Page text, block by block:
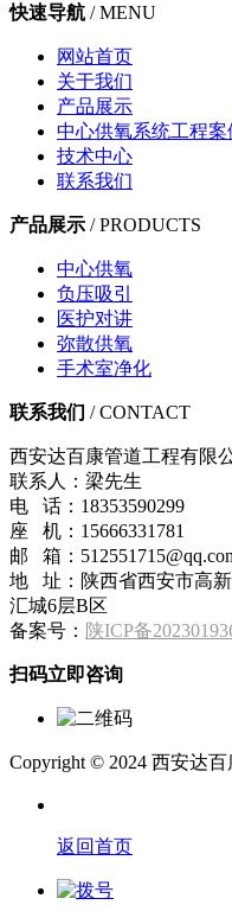
快速导航 / MENU
网站首页
关于我们
产品展示
中心供氧系统工程案
技术中心
联系我们
产品展示 / PRODUCTS
中心供氧
负压吸引
医护对讲
弥散供氧
手术室净化
联系我们 / CONTACT
西安达百康管道工程有限
联系人：梁先生
电 话：18353590299
座 机：15666331781
邮 箱：
地 址：陕西省西安市高
汇城6层B区
备案号： 陕ICP备
扫码立即咨询
Copyright © 2024 西安达
返回首页